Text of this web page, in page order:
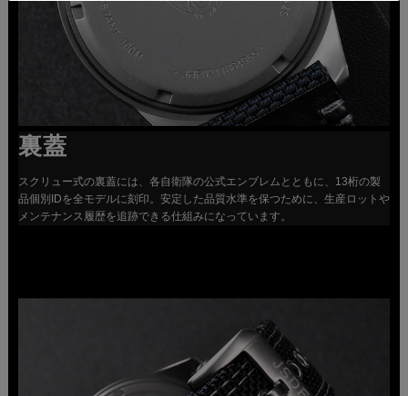
裏蓋
スクリュー式の裏蓋には、各自衛隊の公式エンブレムとともに、13桁の製
品個別IDを全モデルに刻印。安定した品質水準を保つために、生産ロットや
メンテナンス履歴を追跡できる仕組みになっています。